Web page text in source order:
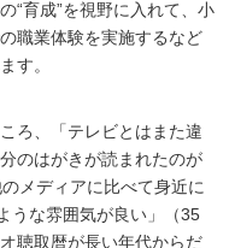
“育成”を視野に入れて、小
職業体験を実施するなど
す。
ろ、「テレビとはまた違
のはがきが読まれたのが
メディアに比べて身近に
うな雰囲気が良い」（35
聴取暦が長い年代からだ